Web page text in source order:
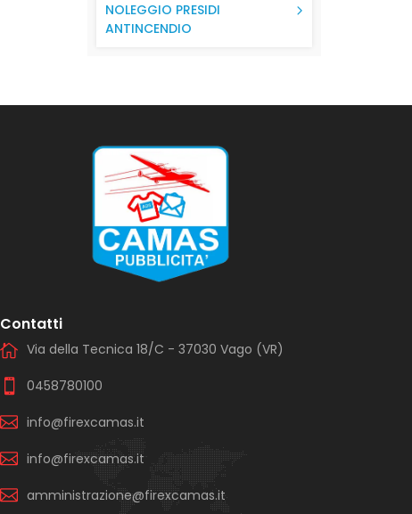
NOLEGGIO PRESIDI
ANTINCENDIO
Contatti
Via della Tecnica 18/C - 37030 Vago (VR)
0458780100
info@firexcamas.it
info@firexcamas.it
amministrazione@firexcamas.it